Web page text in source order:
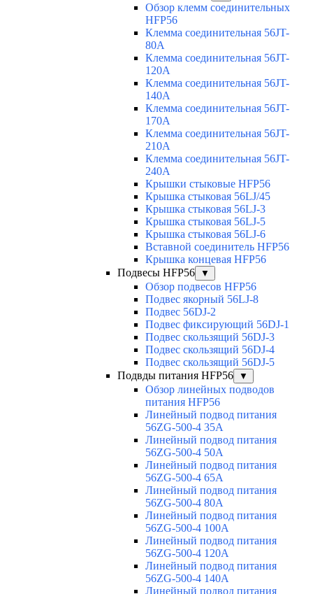
Обзор клемм соединительных
HFP56
Клемма соединительная 56JT-
80A
Клемма соединительная 56JT-
120A
Клемма соединительная 56JT-
140A
Клемма соединительная 56JT-
170A
Клемма соединительная 56JT-
210A
Клемма соединительная 56JT-
240A
Крышки стыковые HFP56
Крышка стыковая 56LJ/45
Крышка стыковая 56LJ-3
Крышка стыковая 56LJ-5
Крышка стыковая 56LJ-6
Вставной соединитель HFP56
Крышка концевая HFP56
Подвесы HFP56
▼
Обзор подвесов HFP56
Подвес якорный 56LJ-8
Подвес 56DJ-2
Подвес фиксирующий 56DJ-1
Подвес скользящий 56DJ-3
Подвес скользящий 56DJ-4
Подвес скользящий 56DJ-5
Подвды питания HFP56
▼
Обзор линейных подводов
питания HFP56
Линейный подвод питания
56ZG-500-4 35A
Линейный подвод питания
56ZG-500-4 50A
Линейный подвод питания
56ZG-500-4 65A
Линейный подвод питания
56ZG-500-4 80A
Линейный подвод питания
56ZG-500-4 100A
Линейный подвод питания
56ZG-500-4 120A
Линейный подвод питания
56ZG-500-4 140A
Линейный подвод питания